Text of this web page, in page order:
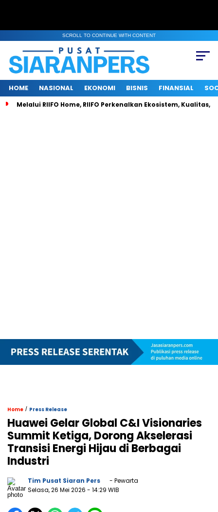
SCROLL TO CONTINUE WITH CONTENT
HOME NASIONAL EKONOMI BISNIS FINANSIAL
Melalui RIIFO Home, RIIFO Perkenalkan Ekosistem, Kualitas,
Home / Press Release
Huawei Gelar Global C&I Visionaries
Summit Ketiga, Dorong Akselerasi
Transisi Energi Hijau di Berbagai
Industri
Tim Pusat Siaran Pers
- Pewarta
Selasa, 26 Mei 2026 - 14:29 WIB